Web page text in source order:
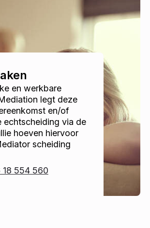
en werkbare
legt deze
en/of
echtscheiding via de
hoeven hiervoor
scheiding
18 554 560